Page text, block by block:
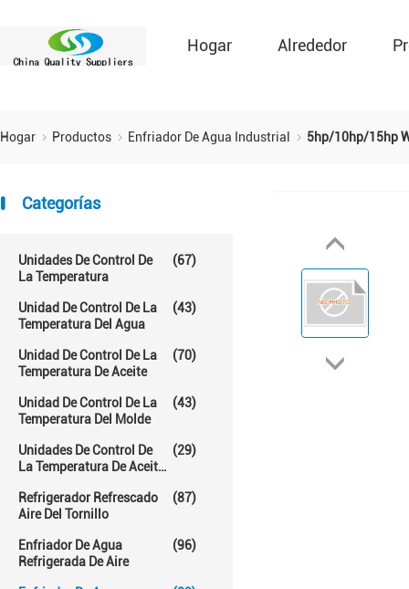
Hogar Alrededor
Hogar Productos Enfriador De Agua Industrial 5hp/10hp/15hp
Categorías
Unidades De Control De
La Temperatura
(67)
Unidad De Control De La
Temperatura Del Agua
(43)
Unidad De Control De La
Temperatura De Aceite
(70)
Unidad De Control De La
Temperatura Del Molde
(43)
Unidades De Control De
La Temperatura De Aceite
(29)
Refrigerador Refrescado
Aire Del Tornillo
(87)
Enfriador De Agua
Refrigerada De Aire
(96)